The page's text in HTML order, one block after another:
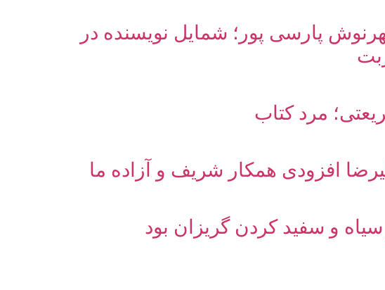
پارسی پور؛ شمایل نویسنده در
مرد کتاب
افزودی همکار شریف و آزاده ما
سیاه و سفید کردن گریزان بود